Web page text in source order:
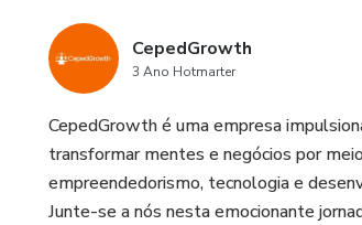
CepedGrowth
3 Ano Hotmarter
CepedGrowth é uma empresa
transformar mentes e negócios por
empreendedorismo, tecnologia e
Junte-se a nós nesta emocionante